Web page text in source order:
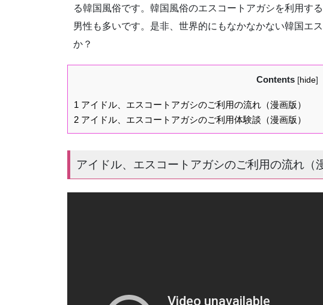
る韓国風俗です。韓国風俗のエスコートアガシを利用す
男性も多いです。是非、世界的にもなかなかない韓国エ
か？
Contents [hide]
1 アイドル、エスコートアガシのご利用の流れ（漫画版）
2 アイドル、エスコートアガシのご利用体験談（漫画版）
アイドル、エスコートアガシのご利用の流れ（